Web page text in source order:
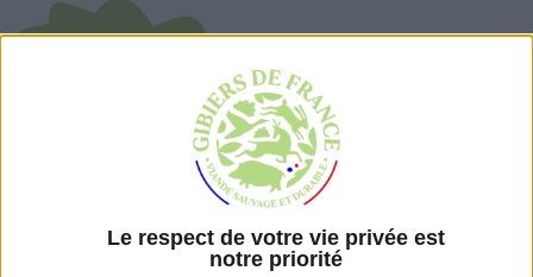
Le respect de votre vie privée est
notre priorité